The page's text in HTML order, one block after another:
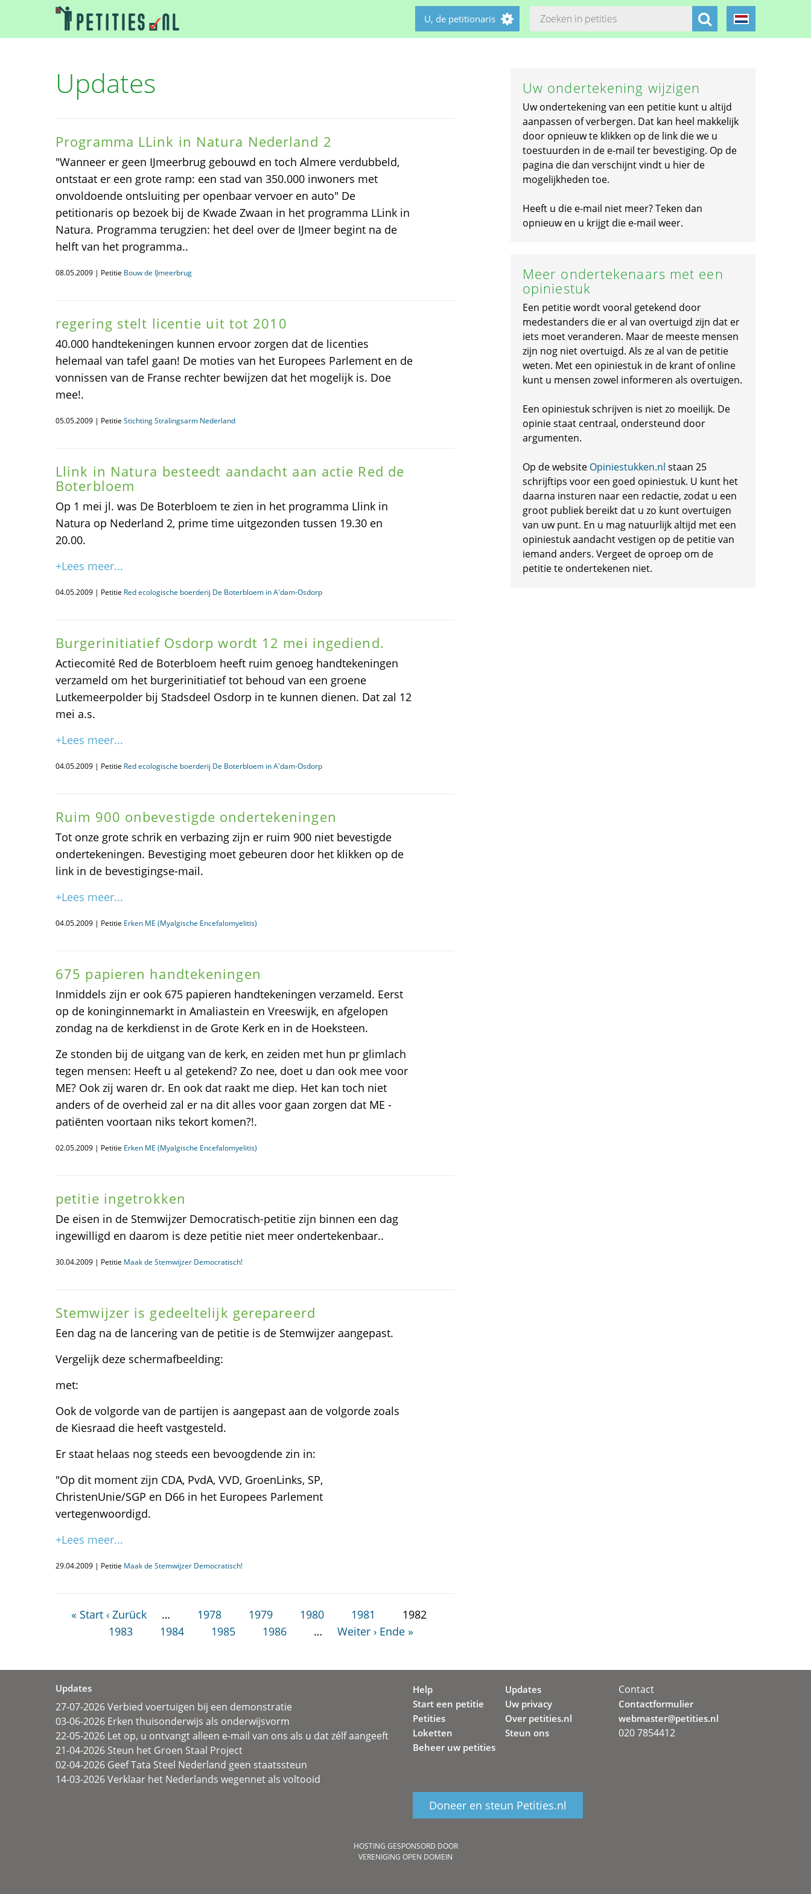
U, de petitionaris
Updates
Programma LLink in Natura Nederland 2
"Wanneer er geen IJmeerbrug gebouwd en toch Almere verdubbeld,
ontstaat er een grote ramp: een stad van 350.000 inwoners met
onvoldoende ontsluiting per openbaar vervoer en auto" De
petitionaris op bezoek bij de Kwade Zwaan in het programma LLink in
Natura. Programma terugzien: het deel over de IJmeer begint na de
helft van het programma..
08.05.2009 | Petitie Bouw de IJmeerbrug
regering stelt licentie uit tot 2010
40.000 handtekeningen kunnen ervoor zorgen dat de licenties
helemaal van tafel gaan! De moties van het Europees Parlement en de
vonnissen van de Franse rechter bewijzen dat het mogelijk is. Doe
mee!.
05.05.2009 | Petitie Stichting Stralingsarm Nederland
Llink in Natura besteedt aandacht aan actie Red de
Boterbloem
Op 1 mei jl. was De Boterbloem te zien in het programma Llink in
Natura op Nederland 2, prime time uitgezonden tussen 19.30 en
20.00.
+Lees meer...
04.05.2009 | Petitie Red ecologische boerderij De Boterbloem in A'dam-Osdorp
Burgerinitiatief Osdorp wordt 12 mei ingediend.
Actiecomité Red de Boterbloem heeft ruim genoeg handtekeningen
verzameld om het burgerinitiatief tot behoud van een groene
Lutkemeerpolder bij Stadsdeel Osdorp in te kunnen dienen. Dat zal 12
mei a.s.
+Lees meer...
04.05.2009 | Petitie Red ecologische boerderij De Boterbloem in A'dam-Osdorp
Ruim 900 onbevestigde ondertekeningen
Tot onze grote schrik en verbazing zijn er ruim 900 niet bevestigde
ondertekeningen. Bevestiging moet gebeuren door het klikken op de
link in de bevestigingse-mail.
+Lees meer...
04.05.2009 | Petitie Erken ME (Myalgische Encefalomyelitis)
675 papieren handtekeningen
Inmiddels zijn er ook 675 papieren handtekeningen verzameld. Eerst
op de koninginnemarkt in Amaliastein en Vreeswijk, en afgelopen
zondag na de kerkdienst in de Grote Kerk en in de Hoeksteen.
Ze stonden bij de uitgang van de kerk, en zeiden met hun pr glimlach
tegen mensen: Heeft u al getekend? Zo nee, doet u dan ook mee voor
ME? Ook zij waren dr. En ook dat raakt me diep. Het kan toch niet
anders of de overheid zal er na dit alles voor gaan zorgen dat ME -
patiënten voortaan niks tekort komen?!.
02.05.2009 | Petitie Erken ME (Myalgische Encefalomyelitis)
petitie ingetrokken
De eisen in de Stemwijzer Democratisch-petitie zijn binnen een dag
ingewilligd en daarom is deze petitie niet meer ondertekenbaar..
30.04.2009 | Petitie Maak de Stemwijzer Democratisch!
Stemwijzer is gedeeltelijk gerepareerd
Een dag na de lancering van de petitie is de Stemwijzer aangepast.
Vergelijk deze schermafbeelding:
met:
Ook de volgorde van de partijen is aangepast aan de volgorde zoals
de Kiesraad die heeft vastgesteld.
Er staat helaas nog steeds een bevoogdende zin in:
"Op dit moment zijn CDA, PvdA, VVD, GroenLinks, SP,
ChristenUnie/SGP en D66 in het Europees Parlement
vertegenwoordigd.
+Lees meer...
29.04.2009 | Petitie Maak de Stemwijzer Democratisch!
« Start ‹ Zurück … 1978 1979 1980 1981
1982
1983
1984 1985 1986 … Weiter › Ende »
Uw ondertekening wijzigen
Uw ondertekening van een petitie kunt u altijd
aanpassen of verbergen. Dat kan heel makkelijk
door opnieuw te klikken op de link die we u
toestuurden in de e-mail ter bevestiging. Op de
pagina die dan verschijnt vindt u hier de
mogelijkheden toe.
Heeft u die e-mail niet meer? Teken dan
opnieuw en u krijgt die e-mail weer.
Meer ondertekenaars met een
opiniestuk
Een petitie wordt vooral getekend door
medestanders die er al van overtuigd zijn dat er
iets moet veranderen. Maar de meeste mensen
zijn nog niet overtuigd. Als ze al van de petitie
weten. Met een opiniestuk in de krant of online
kunt u mensen zowel informeren als overtuigen.
Een opiniestuk schrijven is niet zo moeilijk. De
opinie staat centraal, ondersteund door
argumenten.
Op de website Opiniestukken.nl staan 25
schrijftips voor een goed opiniestuk. U kunt het
daarna insturen naar een redactie, zodat u een
groot publiek bereikt dat u zo kunt overtuigen
van uw punt. En u mag natuurlijk altijd met een
opiniestuk aandacht vestigen op de petitie van
iemand anders. Vergeet de oproep om de
petitie te ondertekenen niet.
Updates
27-07-2026 Verbied voertuigen bij een demonstratie
03-06-2026 Erken thuisonderwijs als onderwijsvorm
22-05-2026 Let op, u ontvangt alleen e-mail van ons als u dat zélf aangeeft
21-04-2026 Steun het Groen Staal Project
02-04-2026 Geef Tata Steel Nederland geen staatssteun
14-03-2026 Verklaar het Nederlands wegennet als voltooid
Help
Start een petitie
Petities
Loketten
Beheer uw petities
Updates
Uw privacy
Over petities.nl
Steun ons
Doneer en steun Petities.nl
Contact
Contactformulier
webmaster@petities.nl
020 7854412
HOSTING GESPONSORD DOOR
VERENIGING OPEN DOMEIN